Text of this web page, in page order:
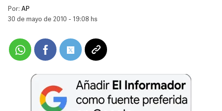
Por: AP
30 de mayo de 2010 - 19:08 hs